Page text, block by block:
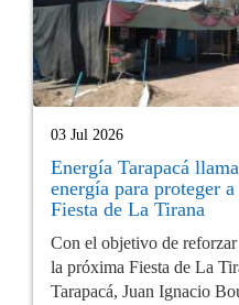
03 Jul 2026
Energía Tarapacá
energía para proteger
Fiesta de La Tirana
Con el objetivo de
la próxima Fiesta de La
Tarapacá, Juan Ignacio